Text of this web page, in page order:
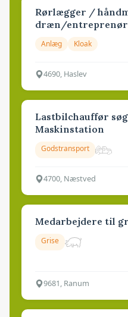
Rørlægger /
dræn/
Anlæg Kloak
4690, Haslev
Lastbilchauffør
Maskinstation
Godstransport
4700, Næstved
Medarbejdere til
Grise
9681, Ranum